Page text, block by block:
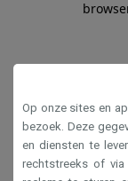
Op onze sites en
bezoek. Deze
en diensten te
rechtstreeks of via